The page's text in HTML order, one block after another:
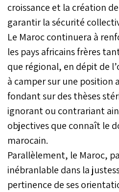
croissance et la création
garantir la sécurité
Le Maroc continuera à
les pays africains frères
que régional, en dépit de
à camper sur une position
fondant sur des thèses
ignorant ou contrariant
objectives que connaît le
marocain.
Parallèlement, le Maroc,
inébranlable dans la
pertinence de ses